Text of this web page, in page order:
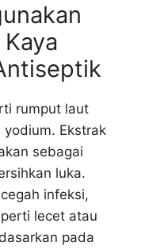
rumput laut
Ekstrak
sebagai
luka.
infeksi,
lecet atau
pada